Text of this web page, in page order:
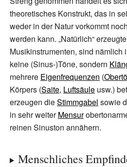
theoretisches Konstrukt, das in
weder in der Natur vorkommt
werden kann. „Natürlich“
Musikinstrumenten, sind nämlich
keine (Sinus-)Töne, sondern
mehrere Eigenfrequenzen (
Körpers (Saite, Luftsäule usw.)
erzeugen dieStimmgabel sowie
in sehr weiterMensur
reinen Sinuston annähern.
Menschliches